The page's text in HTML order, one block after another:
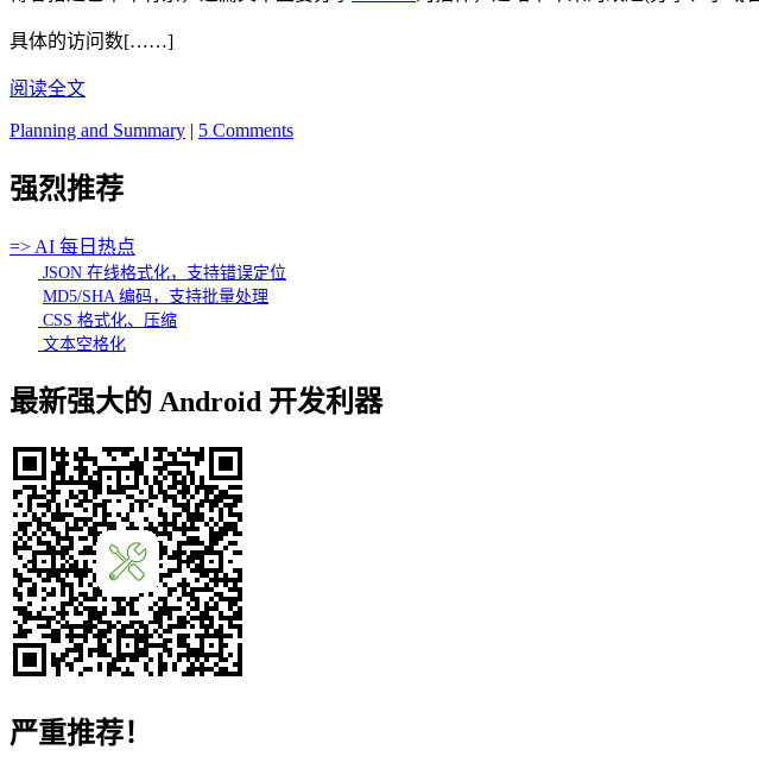
具体的访问数[……]
阅读全文
Planning and Summary | 5 Comments
强烈推荐
=> AI 每日热点
JSON 在线格式化，支持错误定位
MD5/SHA 编码，支持批量处理
CSS 格式化、压缩
文本空格化
最新强大的 Android 开发利器
严重推荐！